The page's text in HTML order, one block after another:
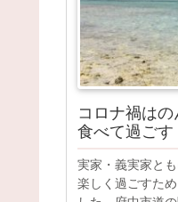
コロナ禍は
食べて過ごす
実家・義実家と
楽しく過ごすた